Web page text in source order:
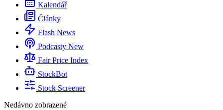
Kalendář
Články
Flash News
Podcasty New
Fair Price Index
StockBot
Stock Screener
Nedávno zobrazené